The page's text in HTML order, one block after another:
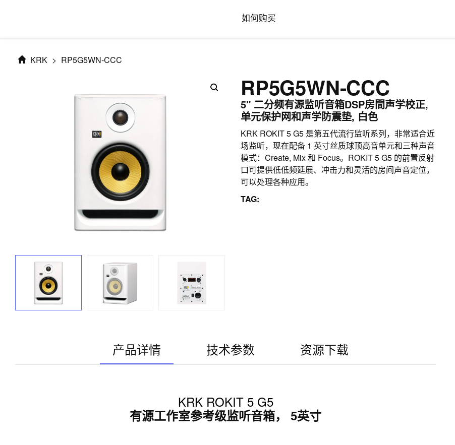
如何购买
KRK > RP5G5WN-CCC
RP5G5WN-CCC
5" 二分频有源监听音箱DSP房間声学校正,
单元保护网和声学防震垫, 白色
KRK ROKIT 5 G5 是第五代流行监听系列，非常适合近
场监听，现在配备 1 英寸丝质球顶高音单元和三种声音
模式：Create, Mix 和 Focus。ROKIT 5 G5 的前置反射
口可提供低低频延展、冲击力和灵活的房间声音定位，
可以处理各种应用。
TAG:
产品详情 技术参数 资源下载
KRK ROKIT 5 G5
有源工作室参考级监听音箱， 5英寸